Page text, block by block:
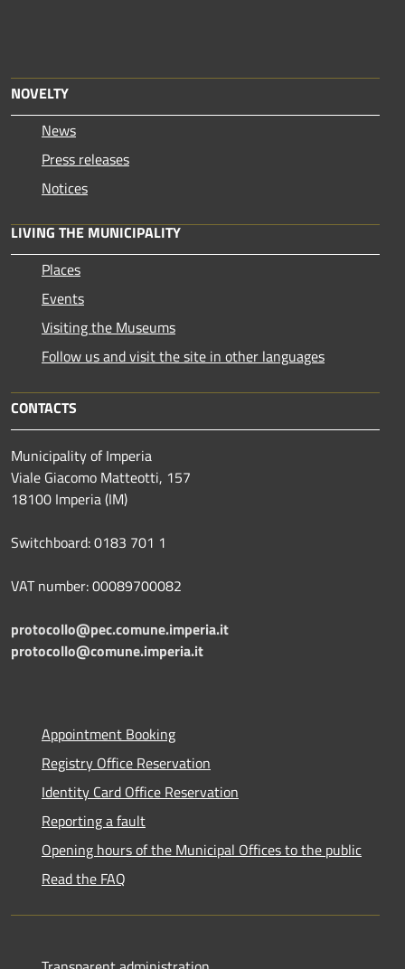
NOVELTY
News
Press releases
Notices
LIVING THE MUNICIPALITY
Places
Events
Visiting the Museums
Follow us and visit the site in other languages
CONTACTS
Municipality of Imperia
Viale Giacomo Matteotti, 157
18100 Imperia (IM)
Switchboard: 0183 701 1
VAT number: 00089700082
protocollo@pec.comune.imperia.it
protocollo@comune.imperia.it
Appointment Booking
Registry Office Reservation
Identity Card Office Reservation
Reporting a fault
Opening hours of the Municipal Offices to the public
Read the FAQ